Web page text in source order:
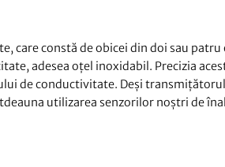
care constă de obicei din doi sau
adesea oțel inoxidabil. Precizia
de conductivitate. Deși
utilizarea senzorilor noștri de